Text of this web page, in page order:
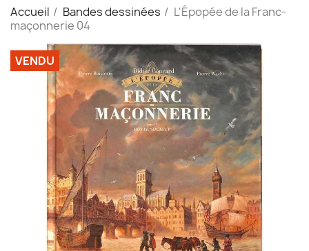
Accueil Bandes dessinées
L'Épopée de la Franc-
maçonnerie 04
VENDU